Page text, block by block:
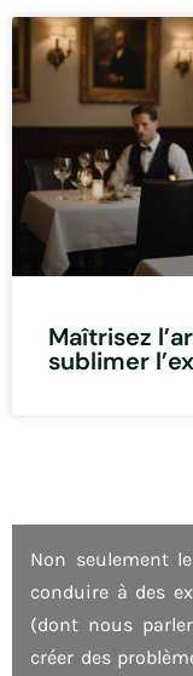
Maîtrisez
sublimer
Non seulement
conduire à des
(dont nous
créer des